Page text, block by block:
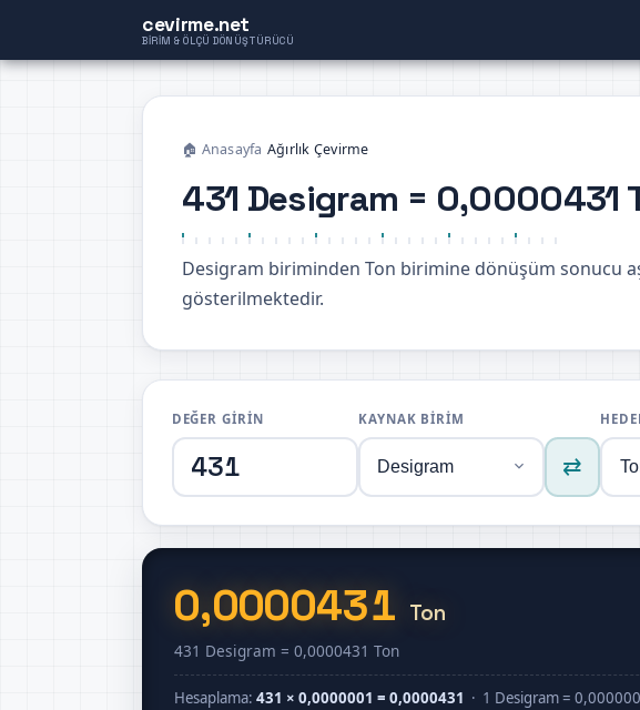
cevirme.net
BIRIM & ÖLÇÜ DÖNÜŞTÜRÜCÜ
🏠 Anasayfa Ağırlık Çevirme
431 Desigram = 0,0000431
Desigram biriminden Ton birimine dönüşüm sonucu
gösterilmektedir.
DEĞER GIRIN KAYNAK BIRIM
⇄
0,0000431 Ton
431 Desigram = 0,0000431 Ton
Hesaplama: 431 × 0,0000001 = 0,0000431 · 1 Desigram =